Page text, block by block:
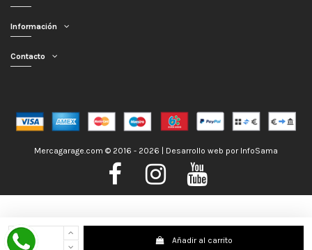
Nos encontramos de Vacaciones, no obstante los pedidos hechos se
despacharán con normalidad; usted puede hacer su pedido y le será enviado en
Añadir al carrito
Información
Contacto
Mercagarage.com © 2016 - 2026 | Desarrollo web por InfoSama